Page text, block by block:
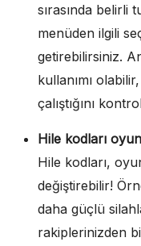
sırasında belirli
menüden ilgili
getirebilirsiniz.
kullanımı
çalıştığını
Hile kodları
Hile kodları,
değiştirebilir!
daha güçlü
rakiplerinizden